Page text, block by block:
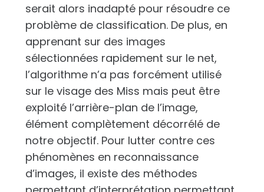
serait alors inadapté pour résoudre ce
problème de classification. De plus, en
apprenant sur des images
sélectionnées rapidement sur le net,
l’algorithme n’a pas forcément utilisé
sur le visage des Miss mais peut être
exploité l’arrière-plan de l’image,
élément complètement décorrélé de
notre objectif. Pour lutter contre ces
phénomènes en reconnaissance
d’images, il existe des méthodes